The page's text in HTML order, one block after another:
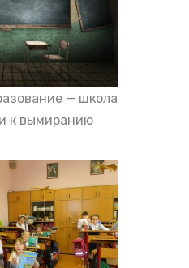
— школа
к вымиранию